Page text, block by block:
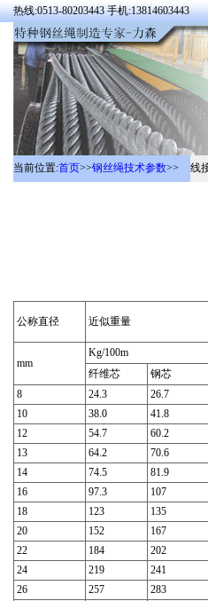
热线:0513-80203443 手机:13814603443
当前位置:首页>>钢丝绳技术参数>> 线
公称直径 近似重量
mm
Kg/100m
纤维芯
钢芯
8
24.3 26.7
10
38.0 41.8
12
54.7 60.2
13
64.2 70.6
14
74.5 81.9
16
97.3 107
18
123 135
20
152 167
22
184 202
24
219 241
26
257 283